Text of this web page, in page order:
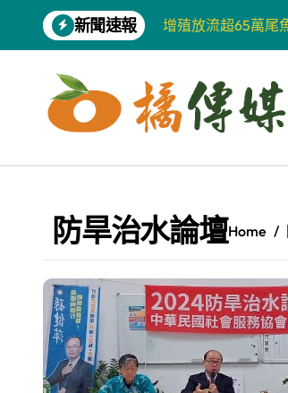
content
新聞速報
增殖放流超65萬尾
柯志恩競選網站正
兩岸青年齊聚福州
藍綠市長參選人對
雅安 天府之肺裡的
港都文藝學會首辦
高科大機電系與日
《讀者》8月號新
四川雅安 千年古剎
防旱治水論壇Home